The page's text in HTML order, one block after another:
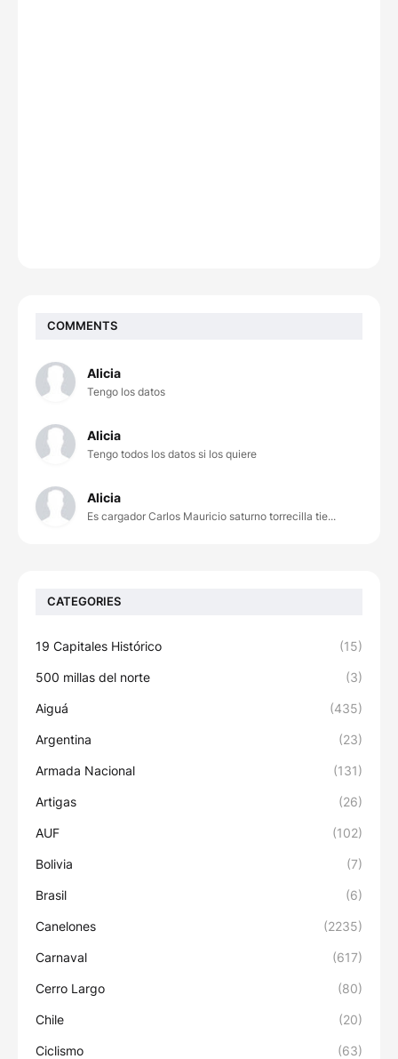
COMMENTS
Alicia
Tengo los datos
Alicia
Tengo todos los datos si los quiere
Alicia
Es cargador Carlos Mauricio saturno torrecilla tie...
CATEGORIES
19 Capitales Histórico (15)
500 millas del norte (3)
Aiguá (435)
Argentina (23)
Armada Nacional (131)
Artigas (26)
AUF (102)
Bolivia (7)
Brasil (6)
Canelones (2235)
Carnaval (617)
Cerro Largo (80)
Chile (20)
Ciclismo (63)